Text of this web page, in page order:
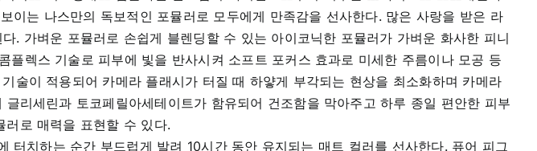
이는 나스만의 독보적인 포뮬러로 모두에게 만족감을 선사한다. 많은 사랑을 받은 라
. 가벼운 포뮬러로 손쉽게 블렌딩할 수 있는 아이코닉한 포뮬러가 가벼운 화사한 피니
렉스 기술로 피부에 빛을 반사시켜 소프트 포커스 효과로 미세한 주름이나 모공 등
술이 적용되어 카메라 플래시가 터질 때 하얗게 부각되는 현상을 최소화하며 카메라
리세린과 토코페릴아세테이트가 함유되어 건조함을 막아주고 하루 종일 편안한 피부
로 매력을 표현할 수 있다.
치하는 순간 부드럽게 발려 10시간 동안 유지되는 매트 컬러를 선사한다. 퓨어 피그